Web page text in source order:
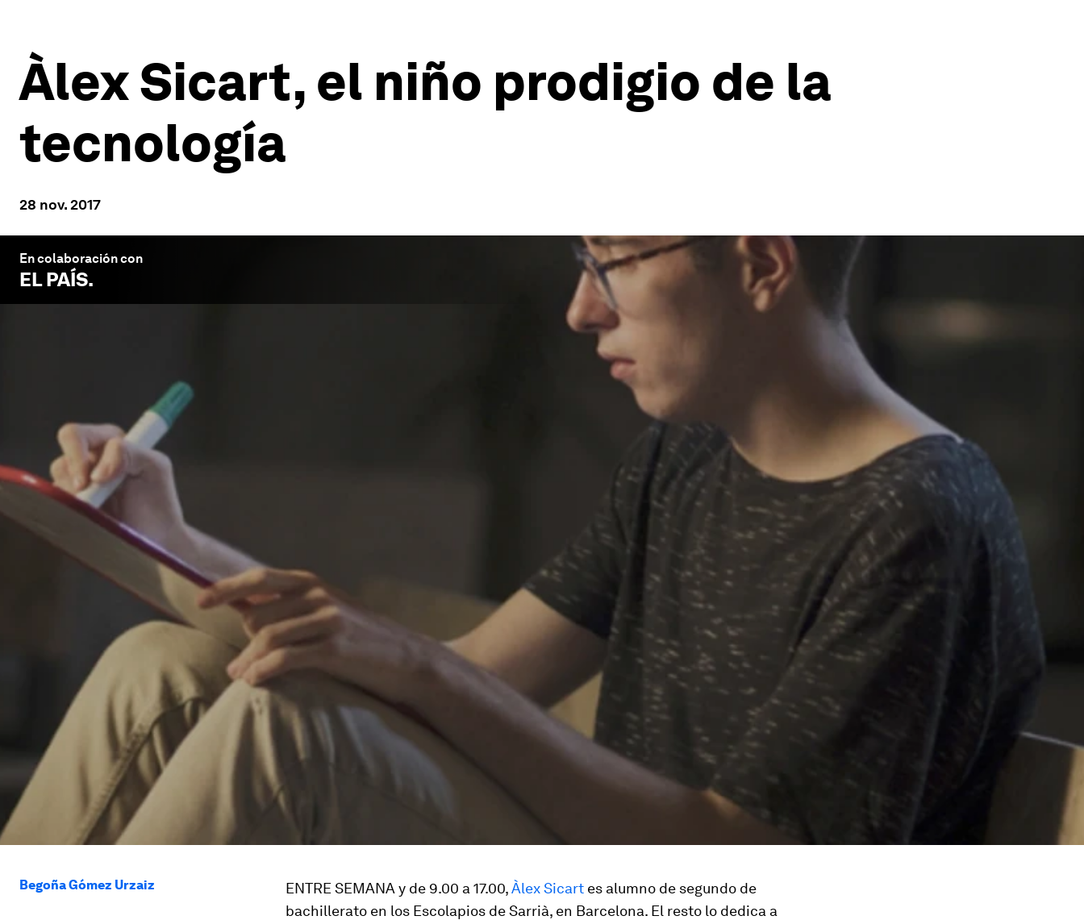
Àlex Sicart, el niño prodigio de la
tecnología
28 nov. 2017
En colaboración con
EL PAÍS.
Begoña Gómez Urzaiz ENTRE SEMANA y de 9.00 a 17.00,Àlex Sicart es alumno de segundo de
bachillerato en los Escolapios de Sarrià, en Barcelona. El resto lo dedica a